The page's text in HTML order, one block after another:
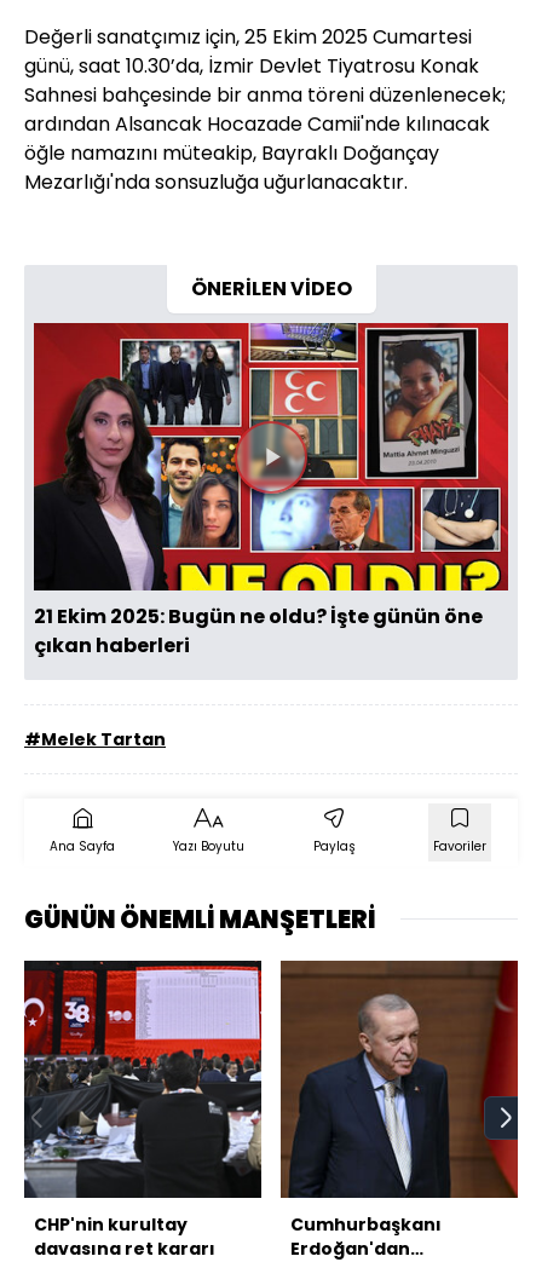
Değerli sanatçımız için, 25 Ekim 2025 Cumartesi
günü, saat 10.30’da, İzmir Devlet Tiyatrosu Konak
Sahnesi bahçesinde bir anma töreni düzenlenecek;
ardından Alsancak Hocazade Camii'nde kılınacak
öğle namazını müteakip, Bayraklı Doğançay
Mezarlığı'nda sonsuzluğa uğurlanacaktır.
ÖNERİLEN VİDEO
Videoyu
Oynat
21 Ekim 2025: Bugün ne oldu? İşte günün öne
çıkan haberleri
#Melek Tartan
Ana Sayfa Yazı Boyutu Paylaş Favoriler
GÜNÜN ÖNEMLİ MANŞETLERİ
CHP'nin kurultay
davasına ret kararı
Cumhurbaşkanı
Erdoğan'dan